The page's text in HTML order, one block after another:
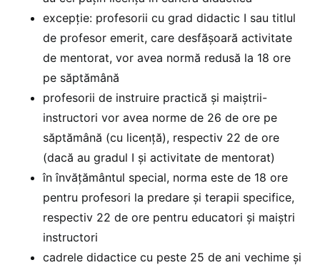
excepție: profesorii cu grad didactic I sau titlul
de profesor emerit, care desfășoară activitate
de mentorat, vor avea normă redusă la 18 ore
pe săptămână
profesorii de instruire practică și maiștrii-
instructori vor avea norme de 26 de ore pe
săptămână (cu licență), respectiv 22 de ore
(dacă au gradul I și activitate de mentorat)
în învățământul special, norma este de 18 ore
pentru profesori la predare și terapii specifice,
respectiv 22 de ore pentru educatori și maiștri
instructori
cadrele didactice cu peste 25 de ani vechime și